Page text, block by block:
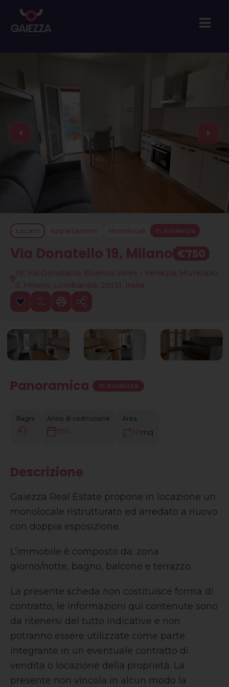
Locato Appartamenti Monolocali In evidenza
Via Donatello 19, Milano €750
19, Via Donatello, Buenos Aires - Venezia, Municipio
3, Milano, Lombardia, 20131, Italia
Panoramica In evidenza
Bagni
1
Anno di costruzione
1950
Area
30 mq
Descrizione
Gaiezza Real Estate propone in locazione un
monolocale ristrutturato ed arredato a nuovo
con doppia esposizione.
L’immobile è composto da: zona
giorno/notte, bagno, balcone e terrazzo.
La presente scheda non costituisce forma di
contratto, le informazioni qui contenute sono
da ritenersi del tutto indicative e non
potranno essere utilizzate come parte
integrante in un eventuale contratto di
vendita o locazione della proprietà. La
presente non vincola in alcun modo la